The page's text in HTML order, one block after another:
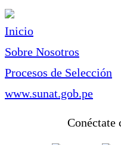
Inicio
Sobre Nosotros
Procesos de Selección
www.sunat.gob.pe
Conéctate